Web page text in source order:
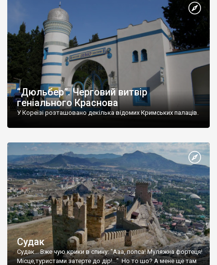
“Дюльбер”. Черговий витвір
геніального Краснова
У Кореїзі розташовано декілька відомих Кримських палаців.
Судак
Судак... Вже чую крики в спину: "Ааа, попса! Муляжна фортеця!
Місце,туристами затерте до дір!..." Но то шо? А мене ще там